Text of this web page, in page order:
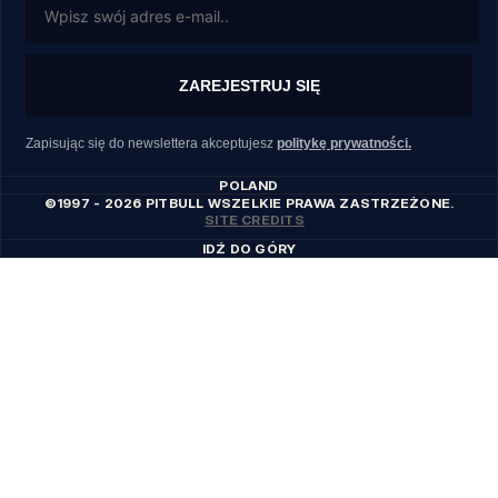
ZAREJESTRUJ SIĘ
Zapisując się do newslettera akceptujesz politykę prywatności.
POLAND
©1997 - 2026 PITBULL WSZELKIE PRAWA ZASTRZEŻONE.
SITE CREDITS
IDŹ DO GÓRY